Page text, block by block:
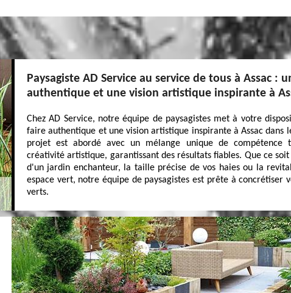
Paysagiste AD Service au service de tous à Assac :
authentique et une vision artistique inspirante à
Chez AD Service, notre équipe de paysagistes met à votre
faire authentique et une vision artistique inspirante à Assac dans
projet est abordé avec un mélange unique de compétence
créativité artistique, garantissant des résultats fiables. Que ce
d'un jardin enchanteur, la taille précise de vos haies ou la
espace vert, notre équipe de paysagistes est prête à concrétiser
verts.